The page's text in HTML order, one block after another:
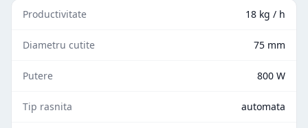
Productivitate 18 kg / h
Diametru cutite 75 mm
Putere 800 W
Tip rasnita automata